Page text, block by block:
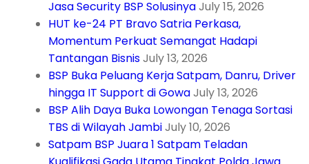
Jasa Security BSP SolusinyaJuly 15, 2026
HUT ke-24 PT Bravo Satria Perkasa,
Momentum Perkuat Semangat Hadapi
Tantangan BisnisJuly 13, 2026
BSP Buka Peluang Kerja Satpam, Danru, Driver
hingga IT Support di GowaJuly 13, 2026
BSP Alih Daya Buka Lowongan Tenaga Sortasi
TBS di Wilayah JambiJuly 10, 2026
Satpam BSP Juara 1 Satpam Teladan